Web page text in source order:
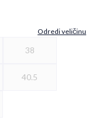
Odredi veličinu
38
40.5